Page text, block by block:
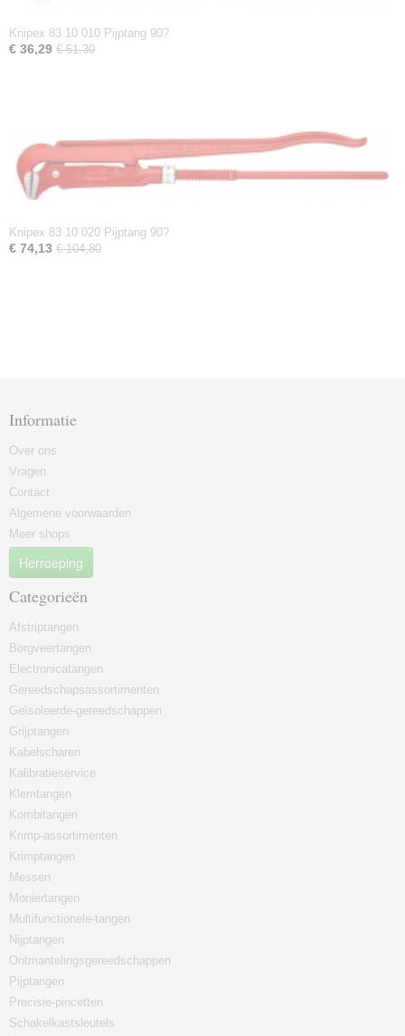
Knipex 83 10 010 Pijptang 90?
€ 36,29 € 51,30
Knipex 83 10 020 Pijptang 90?
€ 74,13 € 104,80
Informatie
Over ons
Vragen
Contact
Algemene voorwaarden
Meer shops
Herroeping
Categorieën
Afstriptangen
Borgveertangen
Electronicatangen
Gereedschapsassortimenten
Geïsoleerde-gereedschappen
Grijptangen
Kabelscharen
Kalibratieservice
Klemtangen
Kombitangen
Krimp-assortimenten
Krimptangen
Messen
Moniertangen
Multifunctionele-tangen
Nijptangen
Ontmantelingsgereedschappen
Pijptangen
Precisie-pincetten
Schakelkastsleutels